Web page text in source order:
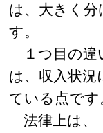
は、大きく分
す。
１つ目の違
は、収入状況
ている点です
法律上は、